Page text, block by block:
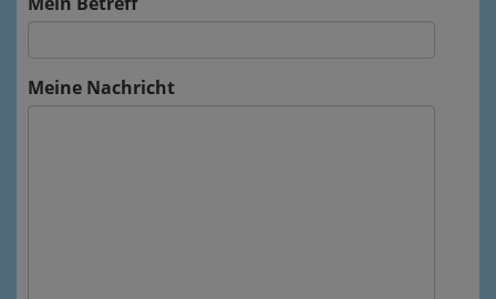
Meine Nachricht